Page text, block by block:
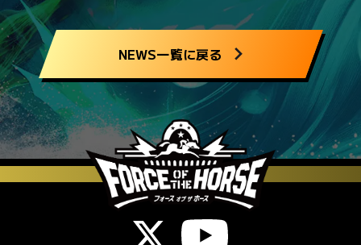
NEWS一覧に戻る
SDF-071
マークシート
SDF-072
猛追
SDF-073
トレード
SDF-074
鞭
SDF-075
エネルギー補給
SDF-076
ストップウォッチ
SDF-077
追い切り
SDF-078
ヘルメット
ゴーグル
ジョッキーカード
カード名